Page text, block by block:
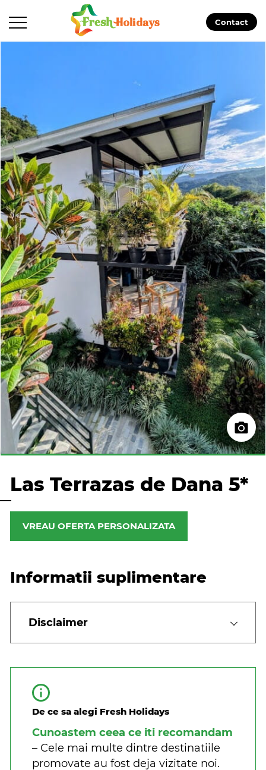
Contact
Las Terrazas de Dana 5*
VREAU OFERTA PERSONALIZATA
Informatii suplimentare
Disclaimer
De ce sa alegi Fresh Holidays
Cunoastem ceea ce iti recomandam
– Cele mai multe dintre destinatiile
promovate au fost deja vizitate noi.